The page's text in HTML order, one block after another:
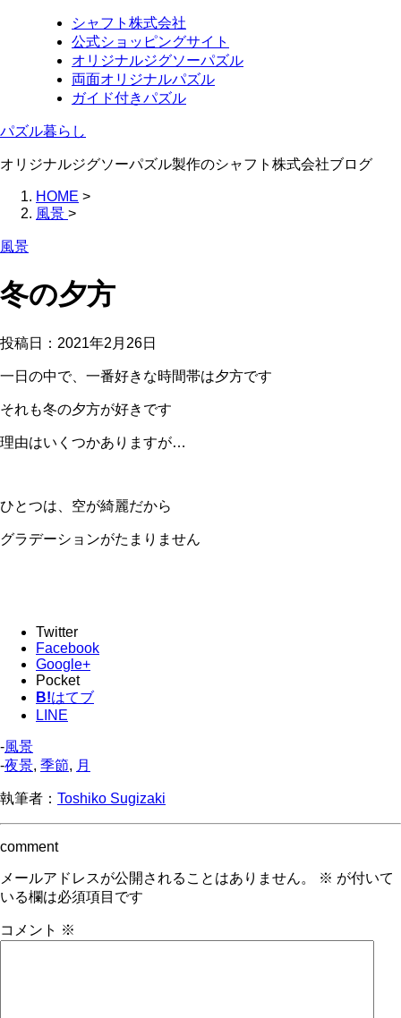
シャフト株式会社
公式ショッピングサイト
オリジナルジグソーパズル
両面オリジナルパズル
ガイド付きパズル
パズル暮らし
オリジナルジグソーパズル製作のシャフト株式会社ブログ
HOME >
風景 >
風景
冬の夕方
投稿日： 2021年2月26日
一日の中で、一番好きな時間帯は夕方です
それも冬の夕方が好きです
理由はいくつかありますが…
ひとつは、空が綺麗だから
グラデーションがたまりません
Twitter
Facebook
Google+
Pocket
B!はてブ
LINE
-風景
-夜景, 季節, 月
執筆者： Toshiko Sugizaki
comment
メールアドレスが公開されることはありません。 ※ が付いて
いる欄は必須項目です
コメント ※